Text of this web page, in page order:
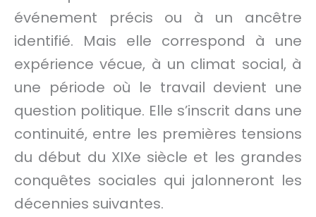
événement précis ou à un ancêtre
identifié. Mais elle correspond à une
expérience vécue, à un climat social, à
une période où le travail devient une
question politique. Elle s’inscrit dans une
continuité, entre les premières tensions
du début du XIXe siècle et les grandes
conquêtes sociales qui jalonneront les
décennies suivantes.